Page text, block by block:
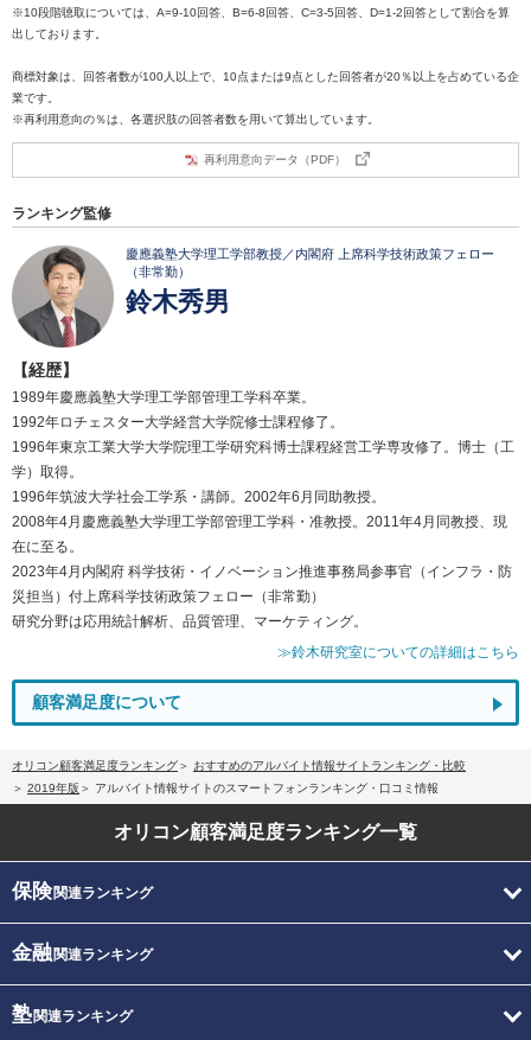
※10段階聴取については、A=9-10回答、B=6-8回答、C=3-5回答、D=1-2回答として割合を算
出しております。
商標対象は、回答者数が100人以上で、10点または9点とした回答者が20％以上を占めている企
業です。
※再利用意向の％は、各選択肢の回答者数を用いて算出しています。
再利用意向データ（PDF）
ランキング監修
慶應義塾大学理工学部教授／内閣府 上席科学技術政策フェロー
（非常勤）
鈴木秀男
【経歴】
1989年慶應義塾大学理工学部管理工学科卒業。
1992年ロチェスター大学経営大学院修士課程修了。
1996年東京工業大学大学院理工学研究科博士課程経営工学専攻修了。博士（工
学）取得。
1996年筑波大学社会工学系・講師。2002年6月同助教授。
2008年4月慶應義塾大学理工学部管理工学科・准教授。2011年4月同教授、現
在に至る。
2023年4月内閣府 科学技術・イノベーション推進事務局参事官（インフラ・防
災担当）付上席科学技術政策フェロー（非常勤）
研究分野は応用統計解析、品質管理、マーケティング。
≫鈴木研究室についての詳細はこちら
顧客満足度について
オリコン顧客満足度ランキング
おすすめのアルバイト情報サイトランキング・比較
2019年版
アルバイト情報サイトのスマートフォンランキング・口コミ情報
オリコン顧客満足度ランキング一覧
保険関連ランキング
金融関連ランキング
塾関連ランキング